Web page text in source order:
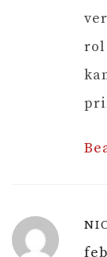
rol